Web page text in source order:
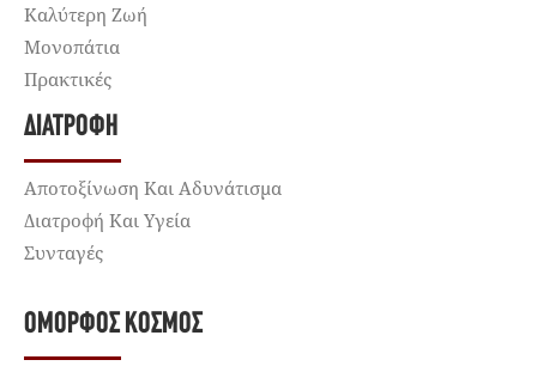
Καλύτερη Ζωή
Μονοπάτια
Πρακτικές
ΔΙΑΤΡΟΦΉ
Αποτοξίνωση Και Αδυνάτισμα
Διατροφή Και Υγεία
Συνταγές
ΌΜΟΡΦΟΣ ΚΌΣΜΟΣ